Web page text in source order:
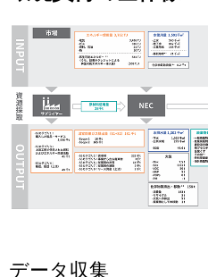
表
示
し
て
い
ま
。
ナ
ビ
ゲ
ー
シ
ョ
ン
データ収集